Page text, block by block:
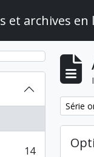
et archives en
14
Série